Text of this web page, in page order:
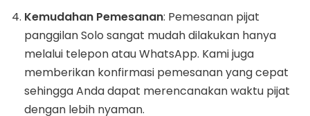
Kemudahan Pemesanan: Pemesanan pijat
panggilan Solo sangat mudah dilakukan hanya
melalui telepon atau WhatsApp. Kami juga
memberikan konfirmasi pemesanan yang cepat
sehingga Anda dapat merencanakan waktu pijat
dengan lebih nyaman.